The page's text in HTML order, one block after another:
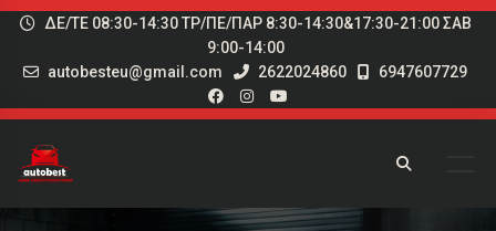
ΔΕ/ΤΕ 08:30-14:30 ΤΡ/ΠΕ/ΠΑΡ 8:30-14:30&17:30-21:00 ΣΑΒ
9:00-14:00
autobesteu@gmail.com
2622024860 6947607729